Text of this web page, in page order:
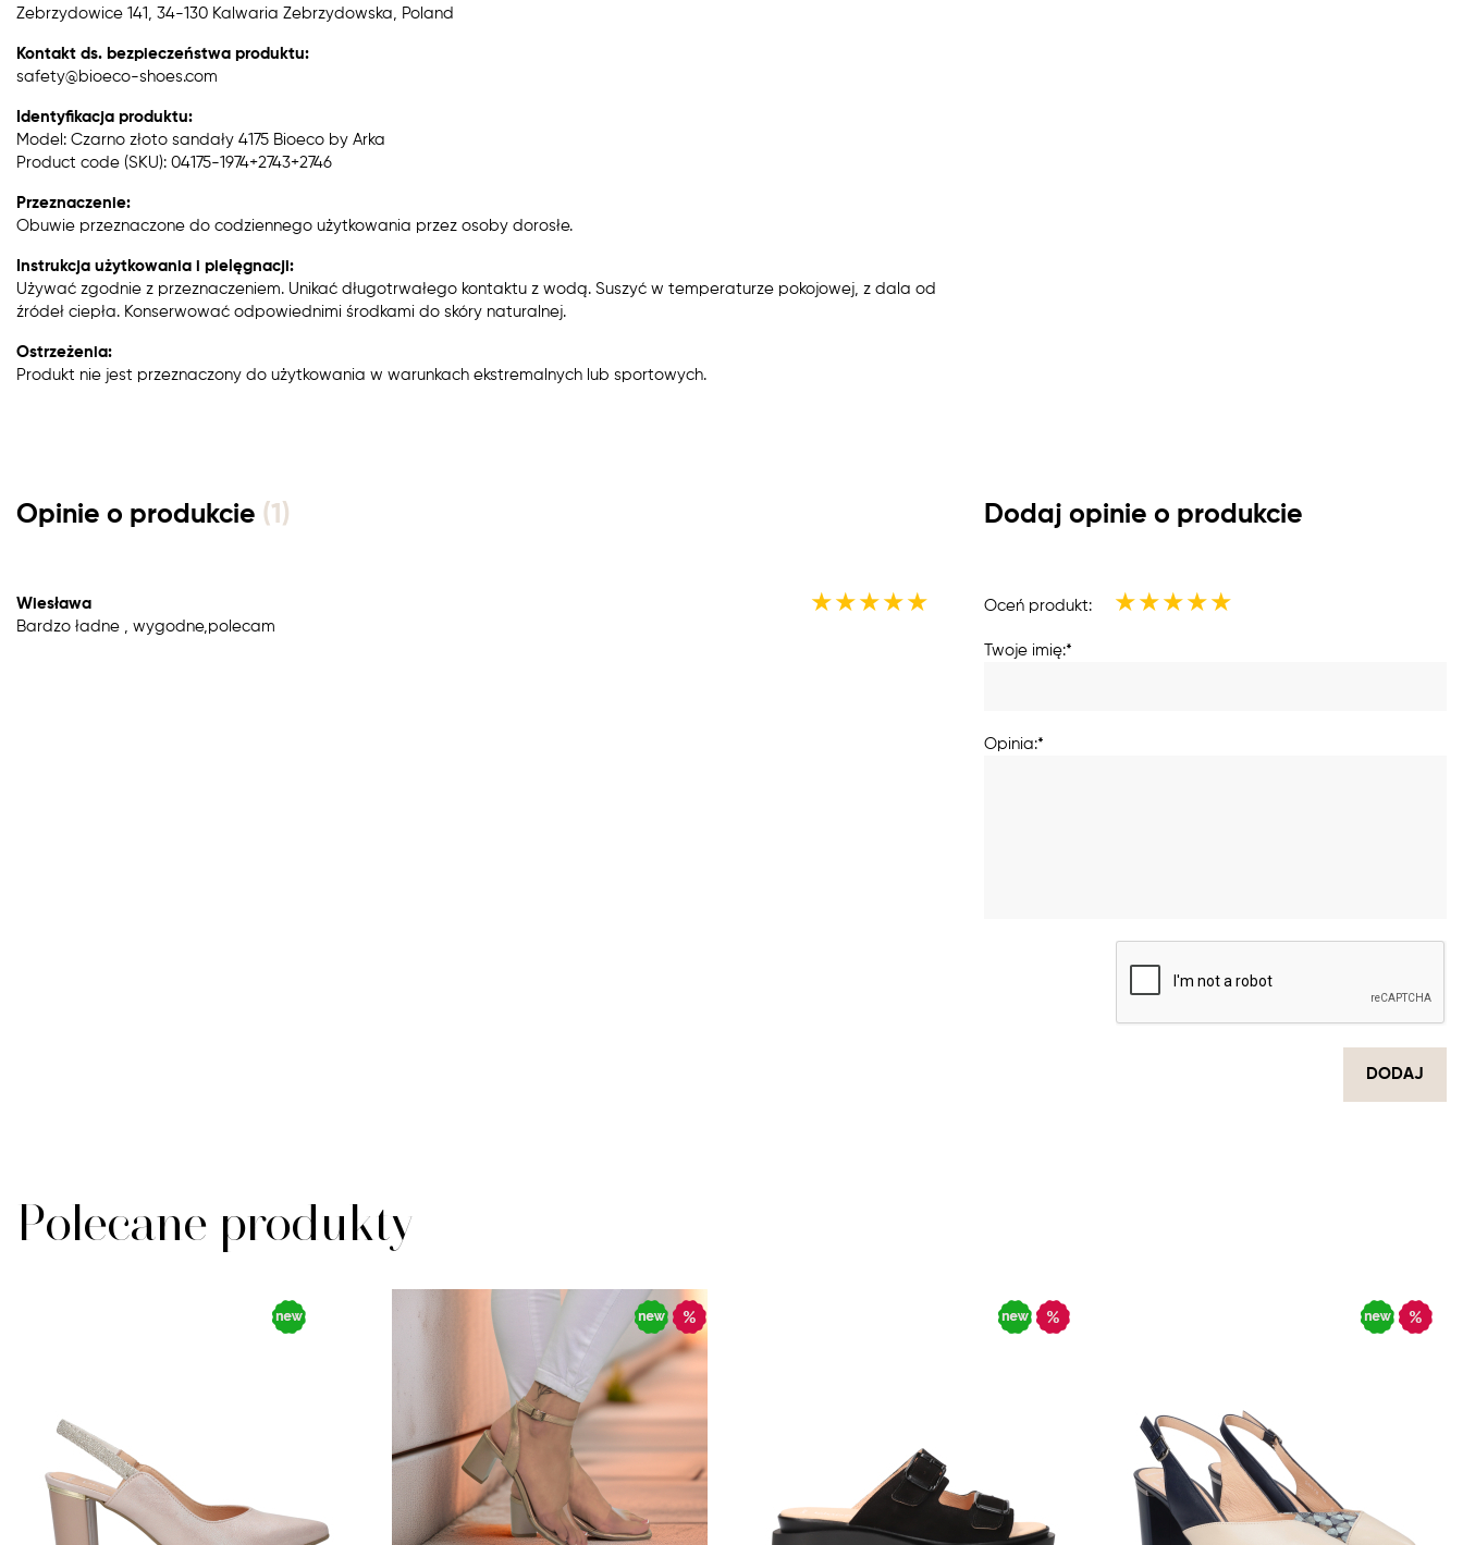
Zebrzydowice 141, 34-130 Kalwaria Zebrzydowska, Poland
Kontakt ds. bezpieczeństwa produktu:
safety@bioeco-shoes.com
Identyfikacja produktu:
Model: Czarno złoto sandały 4175 Bioeco by Arka
Product code (SKU): 04175-1974+2743+2746
Przeznaczenie:
Obuwie przeznaczone do codziennego użytkowania przez osoby dorosłe.
Instrukcja użytkowania i pielęgnacji:
Używać zgodnie z przeznaczeniem. Unikać długotrwałego kontaktu z wodą. Suszyć w temperaturze pokojowej, z dala od
źródeł ciepła. Konserwować odpowiednimi środkami do skóry naturalnej.
Ostrzeżenia:
Produkt nie jest przeznaczony do użytkowania w warunkach ekstremalnych lub sportowych.
Opinie o produkcie (1)
Wiesława ★★★★★
Bardzo ładne , wygodne,polecam
Dodaj opinie o produkcie
Oceń produkt: ★★★★★
Twoje imię:*
Opinia:*
DODAJ
Polecane produkty